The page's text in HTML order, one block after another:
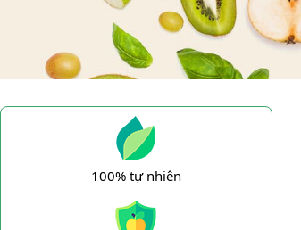
100% tự nhiên